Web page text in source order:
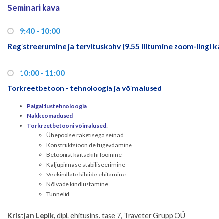
Seminari kava
9:40 - 10:00
Registreerumine ja tervituskohv (9.55 liitumine zoom-lingi
10:00 - 11:00
Torkreetbetoon - tehnoloogia ja võimalused
Paigaldustehnoloogia
Nakkeomadused
Torkreetbetooni võimalused:
Ühepoolse raketisega seinad
Konstruktsioonide tugevdamine
Betoonist kaitsekihi loomine
Kaljupinnase stabiliseerimine
Veekindlate kihtide ehitamine
Nõlvade kindlustamine
Tunnelid
Kristjan Lepik,dipl. ehitusins. tase 7, Traveter Grupp OÜ